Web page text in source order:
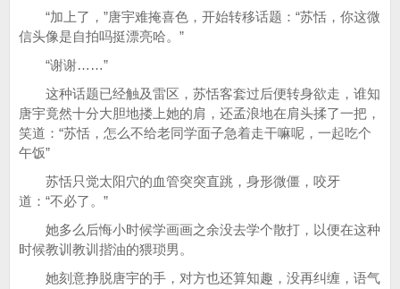
“加上了，”唐宇难掩喜色，开始转移话题：“苏恬，你这微
信头像是自拍吗挺漂亮哈。”
“谢谢……”
这种话题已经触及雷区，苏恬客套过后便转身欲走，谁知
唐宇竟然十分大胆地搂上她的肩，还孟浪地在肩头揉了一把，
笑道：“苏恬，怎么不给老同学面子急着走干嘛呢，一起吃个
午饭”
苏恬只觉太阳穴的血管突突直跳，身形微僵，咬牙
道：“不必了。”
她多么后悔小时候学画画之余没去学个散打，以便在这种
时候教训教训揩油的猥琐男。
她刻意挣脱唐宇的手，对方也还算知趣，没再纠缠，语气